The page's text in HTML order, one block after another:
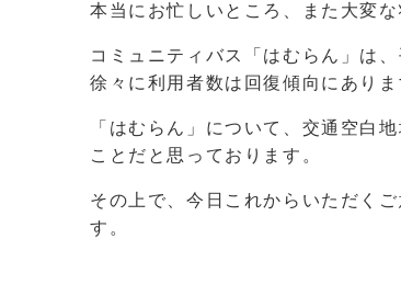
本当にお忙しいところ、また大変
コミュニティバス「はむらん」は
徐々に利用者数は回復傾向にありま
「はむらん」について、交通空白
ことだと思っております。
その上で、今日これからいただく
す。